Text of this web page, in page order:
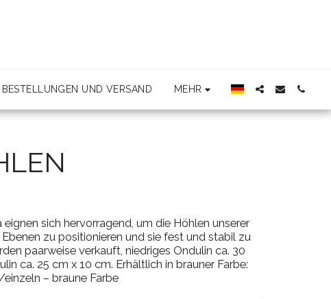
UND VERSAND MEHR
sich hervorragend, um die Höhlen unserer
zu positionieren und sie fest und stabil zu
paarweise verkauft, niedriges Ondulin ca. 30
ca. 25 cm x 10 cm. Erhältlich in brauner Farbe:
– braune Farbe